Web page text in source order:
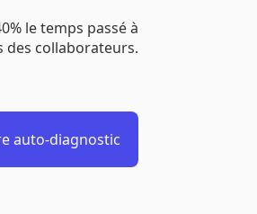
le temps passé à
des collaborateurs.
auto-diagnostic